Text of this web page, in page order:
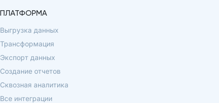
ПЛАТФОРМА
Выгрузка данных
Трансформация
Экспорт данных
Создание отчетов
Сквозная аналитика
Все интеграции